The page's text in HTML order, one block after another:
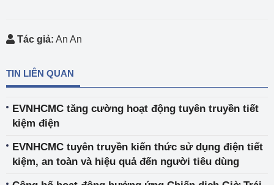
Tác giả: An An
TIN LIÊN QUAN
EVNHCMC tăng cường hoạt động tuyên truyền tiết
kiệm điện
EVNHCMC tuyên truyền kiến thức sử dụng điện tiết
kiệm, an toàn và hiệu quả đến người tiêu dùng